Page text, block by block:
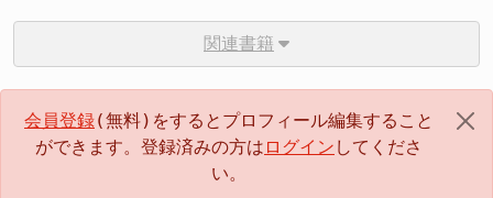
関連書籍
会員登録(無料)をするとプロフィール編集すること
ができます。登録済みの方は ログイン してくださ
い。